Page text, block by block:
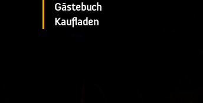
Gästebuch
Kaufladen